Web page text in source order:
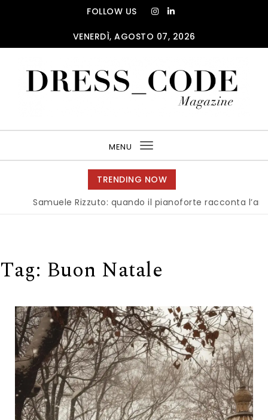
FOLLOW US
VENERDÌ, AGOSTO 07, 2026
MENU
Toggle
navigation
TRENDING NOW
Samuele Rizzuto: quando il pianoforte racconta l’anima
Tag: Buon Natale